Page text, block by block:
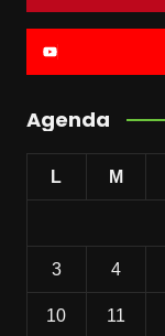
Agenda
L M
3 4
10 11